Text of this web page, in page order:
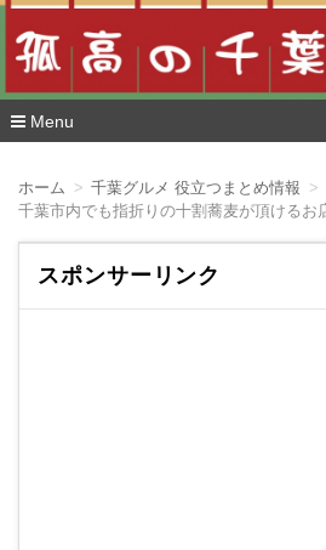
Menu
ホーム 千葉グルメ 役立つまとめ情報
スポンサーリンク